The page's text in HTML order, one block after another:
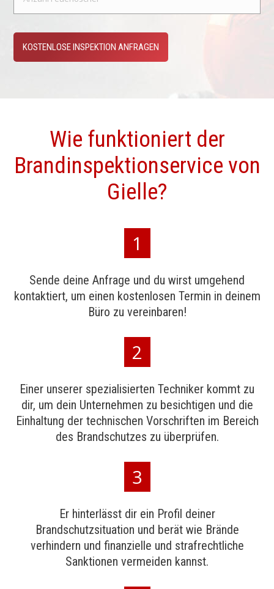
Wie funktioniert der
Brandinspektionservice von
Gielle?
1
Sende deine Anfrage und du wirst umgehend
kontaktiert, um einen kostenlosen Termin in deinem
Büro zu vereinbaren!
2
Einer unserer spezialisierten Techniker kommt zu
dir, um dein Unternehmen zu besichtigen und die
Einhaltung der technischen Vorschriften im Bereich
des Brandschutzes zu überprüfen.
3
Er hinterlässt dir ein Profil deiner
Brandschutzsituation und berät wie Brände
verhindern und finanzielle und strafrechtliche
Sanktionen vermeiden kannst.